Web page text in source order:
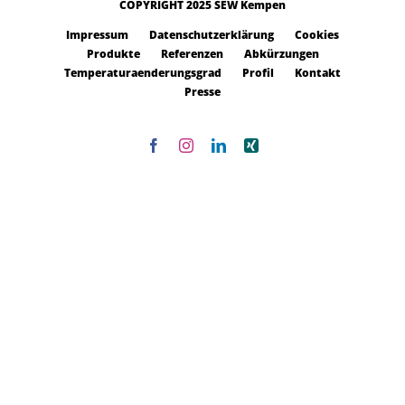
COPYRIGHT 2025 SEW Kempen
Impressum
Datenschutzerklärung
Cookies
Produkte
Referenzen
Abkürzungen
Temperaturaenderungsgrad
Profil
Kontakt
Presse
FacebookInstagramLinkedInXing